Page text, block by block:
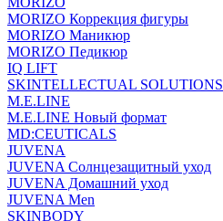
MORIZO Коррекция фигуры
MORIZO Маникюр
MORIZO Педикюр
IQ LIFT
SKINTELLECTUAL SOLUTIONS
M.E.LINE
M.E.LINE Новый формат
MD:CEUTICALS
JUVENA
JUVENA Солнцезащитный уход
JUVENA Домашний уход
JUVENA Men
SKINBODY